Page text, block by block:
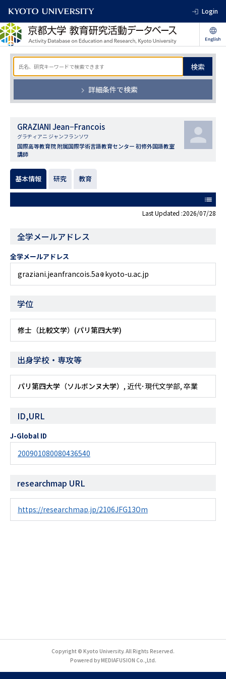
Login
検索
詳細条件で検索
GRAZIANI Jean−Francois
グラヂィアニ ジャンフランソワ
国際高等教育院 附属国際学術言語教育センター 初修外国語教室
講師
基本情報 研究 教育
list
Last Updated :2026/07/28
全学メールアドレス
全学メールアドレス
graziani.jeanfrancois.5a kyoto-u.ac.jp
学位
修士（比較文学）(パリ第四大学)
出身学校・専攻等
パリ第四大学（ソルボンヌ大学） , 近代･現代文学部, 卒業
ID,URL
J-Global ID
200901080080436540
researchmap URL
https://researchmap.jp/2106JFG13Om
Copyright © Kyoto University. All Rights Reserved.
Powered by MEDIAFUSION Co.,Ltd.